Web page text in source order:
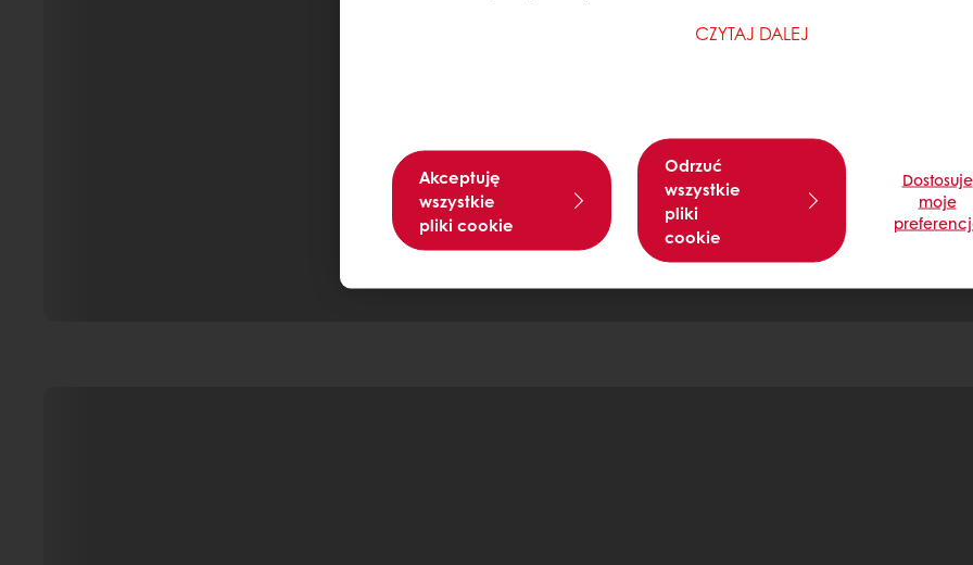
CZYTAJ DALEJ
Akceptuję
wszystkie
pliki cookie
Odrzuć
wszystkie
pliki
cookie
Dostosuje
moje